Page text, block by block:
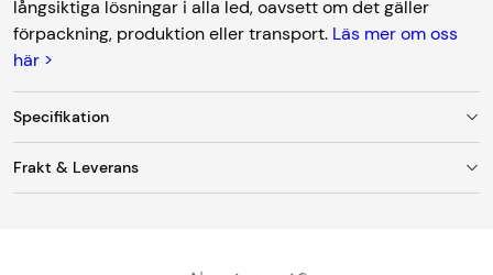
långsiktiga lösningar i alla led, oavsett om det gäller
förpackning, produktion eller transport. Läs mer om oss
här >
Specifikation
Färg
ca 5 mm
Frakt & Leverans